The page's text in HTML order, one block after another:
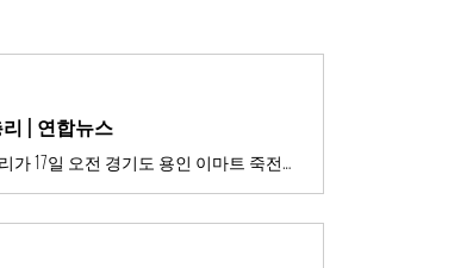
| 연합뉴스
(용인=연합뉴스) 김인철 기자 = 김부겸 국무총리가 17일 오전 경기도 용인 이마트 죽전점에서 열린 이마트 카페마을 1호점 개소식 참석에 앞서 ...